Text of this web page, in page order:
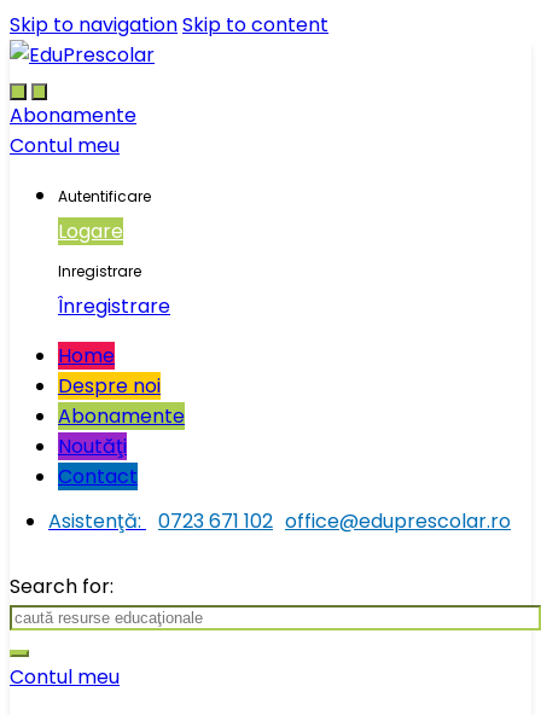
Skip to navigationSkip to content
Abonamente
Contul meu
Autentificare
Logare
Inregistrare
Înregistrare
Home
Despre noi
Abonamente
Noutăţi
Contact
Asistenţă:
0723 671 102 office@eduprescolar.ro
Search for:
Contul meu